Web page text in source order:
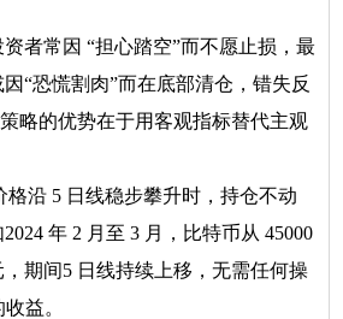
者常因 “担心踏空”而不愿止损，最
“恐慌割肉”而在底部清仓，错失反
略的优势在于用客观指标替代主观
格沿 5 日线稳步攀升时，持仓不动
年 2 月至 3 月，比特币从 45000
，期间5 日线持续上移，无需任何操
益。